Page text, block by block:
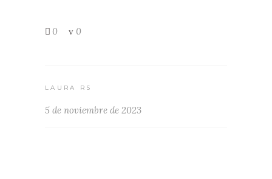
0 0
LAURA RS
5 de noviembre de 2023